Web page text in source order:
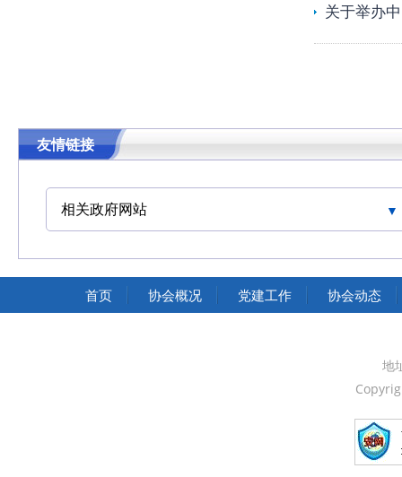
关于举办
友情链接
相关政府网站
中华人民共和国交通运输部
中华人民共和国国家发展和改革委员会
中华人民共和国中央人民政府
首页 协会概况 党建工作 协会动态
地